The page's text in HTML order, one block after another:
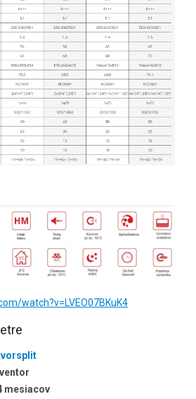
watch?v=LVEO07BKuK4
mesiacov